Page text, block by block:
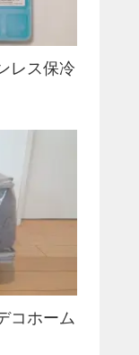
レス保冷
コホーム